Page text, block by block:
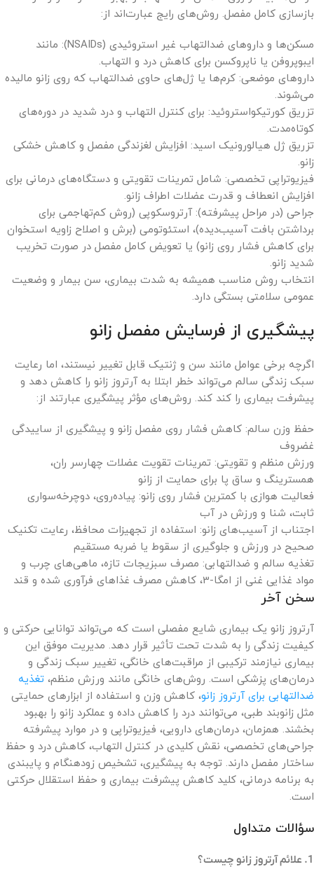
بازسازی کامل مفصل. روش‌های رایج عبارت‌اند از:
مسکن‌ها و داروهای ضدالتهاب غیر استروئیدی (NSAIDs): مانند
ایبوپروفن یا ناپروکسن برای کاهش درد و التهاب.
داروهای موضعی: کرم‌ها یا ژل‌های حاوی ضدالتهاب که روی زانو مالیده
می‌شوند.
تزریق کورتیکواستروئید: برای کنترل التهاب و درد شدید در دوره‌های
کوتاه‌مدت.
تزریق ژل هیالورونیک اسید: افزایش لغزندگی مفصل و کاهش خشکی
زانو.
فیزیوتراپی تخصصی: شامل تمرینات تقویتی و دستگاه‌های درمانی برای
افزایش انعطاف و قدرت عضلات اطراف زانو.
جراحی (در مراحل پیشرفته): آرتروسکوپی (روش کم‌تهاجمی برای
برداشتن بافت آسیب‌دیده)، استئوتومی (برش و اصلاح زاویه استخوان
برای کاهش فشار روی زانو) یا تعویض کامل مفصل در صورت تخریب
شدید زانو.
انتخاب روش مناسب همیشه به شدت بیماری، سن بیمار و وضعیت
عمومی سلامتی بستگی دارد.
پیشگیری از فرسایش مفصل زانو
اگرچه برخی عوامل مانند سن و ژنتیک قابل تغییر نیستند، اما رعایت
سبک زندگی سالم می‌تواند خطر ابتلا به آرتروز زانو را کاهش دهد و
پیشرفت بیماری را کند کند. روش‌های مؤثر پیشگیری عبارتند از:
حفظ وزن سالم: کاهش فشار روی مفصل زانو و پیشگیری از ساییدگی
غضروف
ورزش منظم و تقویتی: تمرینات تقویت عضلات چهارسر ران،
همسترینگ و ساق پا برای حمایت از زانو
فعالیت هوازی با کمترین فشار روی زانو: پیاده‌روی، دوچرخه‌سواری
ثابت، شنا و ورزش در آب
اجتناب از آسیب‌های زانو: استفاده از تجهیزات محافظ، رعایت تکنیک
صحیح در ورزش و جلوگیری از سقوط یا ضربه مستقیم
تغذیه سالم و ضدالتهابی: مصرف سبزیجات تازه، ماهی‌های چرب و
مواد غذایی غنی از امگا-3، کاهش مصرف غذاهای فرآوری شده و قند
سخن آخر
آرتروز زانو یک بیماری شایع مفصلی است که می‌تواند توانایی حرکتی و
کیفیت زندگی را به شدت تحت تأثیر قرار دهد. مدیریت موفق این
بیماری نیازمند ترکیبی از مراقبت‌های خانگی، تغییر سبک زندگی و
درمان‌های پزشکی است. روش‌های خانگی مانند ورزش منظم، تغذیه
ضدالتهابی برای آرتروز زانو، کاهش وزن و استفاده از ابزارهای حمایتی
مثل زانوبند طبی، می‌توانند درد را کاهش داده و عملکرد زانو را بهبود
بخشند. همزمان، درمان‌های دارویی، فیزیوتراپی و در موارد پیشرفته
جراحی‌های تخصصی، نقش کلیدی در کنترل التهاب، کاهش درد و حفظ
ساختار مفصل دارند. توجه به پیشگیری، تشخیص زودهنگام و پایبندی
به برنامه درمانی، کلید کاهش پیشرفت بیماری و حفظ استقلال حرکتی
است.
سؤالات متداول
1. علائم آرتروز زانو چیست؟